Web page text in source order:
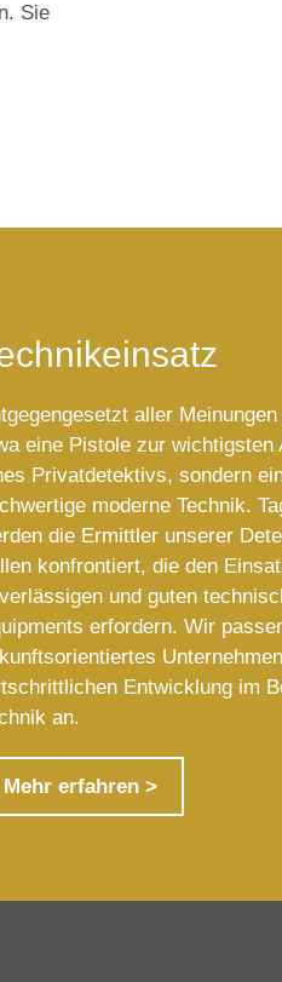
Sie
aller
eine Pistole zur wichtigsten
Privatdetektivs, sondern
moderne Technik.
die Ermittler unserer
konfrontiert, die den
und guten
erfordern. Wir
Entwicklung im
an.
Mehr erfahren >